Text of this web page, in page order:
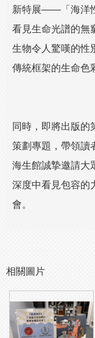
新特展——「海洋
看見生命光譜的無
生物令人驚嘆的性
傳統框架的生命色
同時，即將出版的
策劃專題，帶領讀
海生館誠摯邀請大
深度中看見包容的
會。
相關圖片